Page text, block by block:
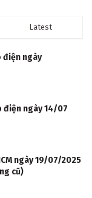
Latest
điện ngày
điện ngày 14/07
ngày 19/07/2025
cũ)